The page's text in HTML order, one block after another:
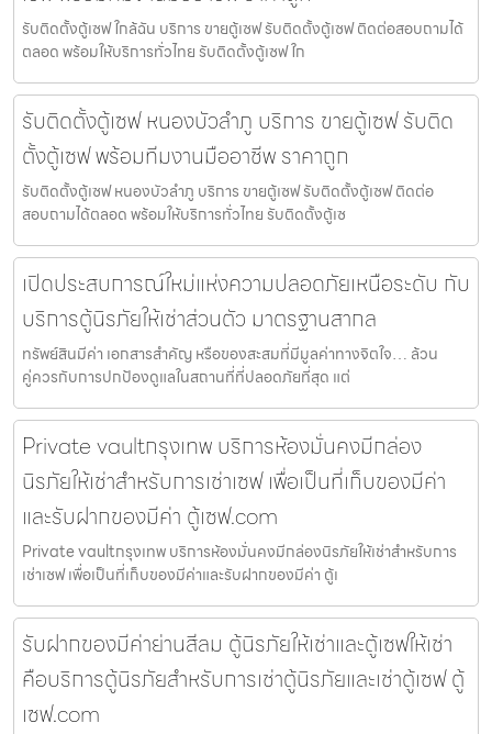
รับติดตั้งตู้เซฟ ใกล้ฉัน บริการ ขายตู้เซฟ รับติดตั้งตู้เซฟ ติดต่อสอบถามได้
ตลอด พร้อมให้บริการทั่วไทย รับติดตั้งตู้เซฟ ใก
รับติดตั้งตู้เซฟ หนองบัวลำภู บริการ ขายตู้เซฟ รับติด
ตั้งตู้เซฟ พร้อมทีมงานมืออาชีพ ราคาถูก
รับติดตั้งตู้เซฟ หนองบัวลำภู บริการ ขายตู้เซฟ รับติดตั้งตู้เซฟ ติดต่อ
สอบถามได้ตลอด พร้อมให้บริการทั่วไทย รับติดตั้งตู้เซ
เปิดประสบการณ์ใหม่แห่งความปลอดภัยเหนือระดับ กับ
บริการตู้นิรภัยให้เช่าส่วนตัว มาตรฐานสากล
ทรัพย์สินมีค่า เอกสารสำคัญ หรือของสะสมที่มีมูลค่าทางจิตใจ… ล้วน
คู่ควรกับการปกป้องดูแลในสถานที่ที่ปลอดภัยที่สุด แต่
Private vaultกรุงเทพ บริการห้องมั่นคงมีกล่อง
นิรภัยให้เช่าสำหรับการเช่าเซฟ เพื่อเป็นที่เก็บของมีค่า
และรับฝากของมีค่า ตู้เซฟ.com
Private vaultกรุงเทพ บริการห้องมั่นคงมีกล่องนิรภัยให้เช่าสำหรับการ
เช่าเซฟ เพื่อเป็นที่เก็บของมีค่าและรับฝากของมีค่า ตู้เ
รับฝากของมีค่าย่านสีลม ตู้นิรภัยให้เช่าและตู้เซฟให้เช่า
คือบริการตู้นิรภัยสำหรับการเช่าตู้นิรภัยและเช่าตู้เซฟ ตู้
เซฟ.com